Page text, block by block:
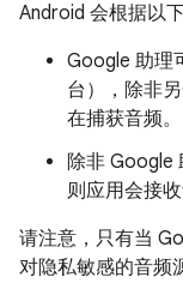
Android 会根据以
Google 助理
台），除非
在捕获音频。
除非 Google
则应用会接收
请注意，只有当
对隐私敏感的音频